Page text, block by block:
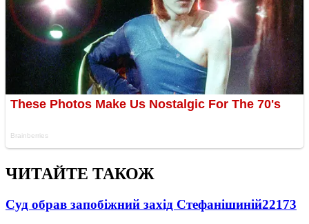
ЧИТАЙТЕ ТАКОЖ
Суд обрав запобіжний захід Стефанішиній22173